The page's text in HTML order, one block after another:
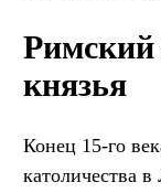
Римский
князья
Конец 15-го
католичества